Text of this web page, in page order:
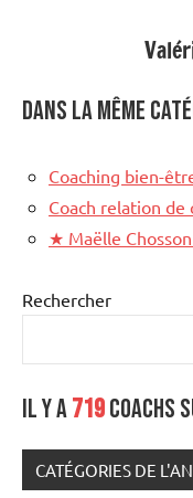
Dans la même
Coaching bien-
Coach relation de
★ Maëlle
Rechercher
Il y a719coachs
CATÉGORIES DE